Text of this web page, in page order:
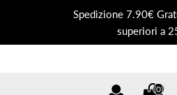
Spedizione 7.90€
superiori a
(0)